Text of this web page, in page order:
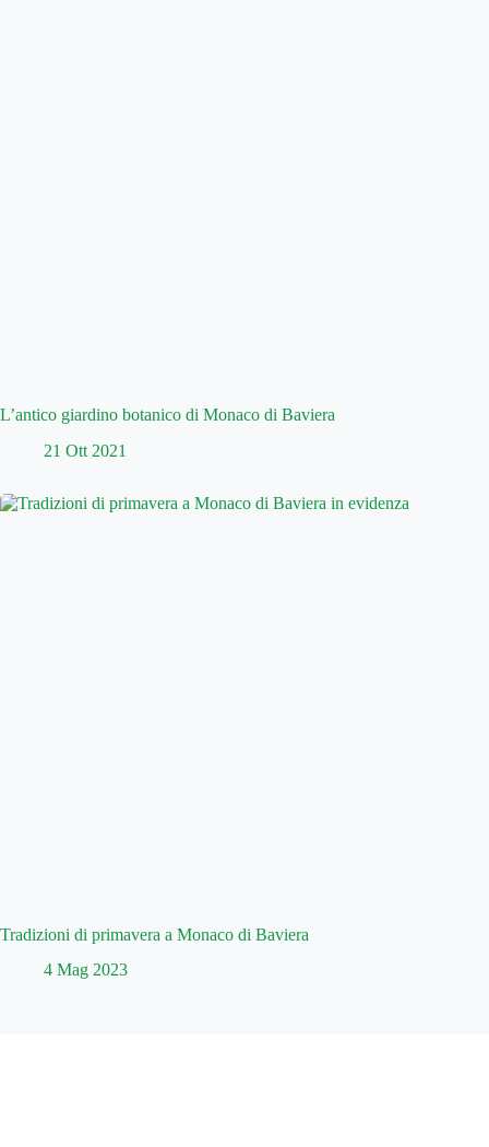
L’antico giardino botanico di Monaco di Baviera
21 Ott 2021
Tradizioni di primavera a Monaco di Baviera
4 Mag 2023